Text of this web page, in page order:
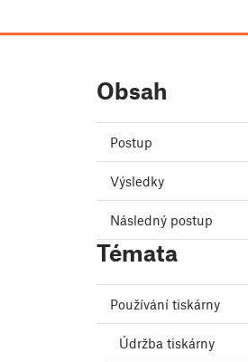
Obsah
Postup
Výsledky
Následný postup
Témata
Používání tiskárny
Údržba tiskárny